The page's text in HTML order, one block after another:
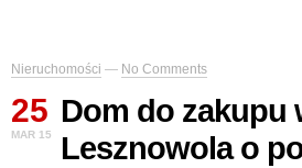
Nieruchomości — No Comments
25
MAR 15
Dom do zakupu
Lesznowola o